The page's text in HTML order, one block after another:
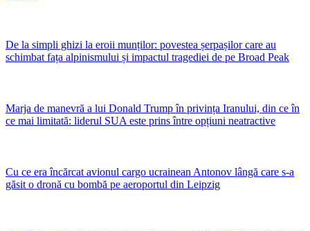
De la simpli ghizi la eroii munților: povestea șerpașilor care au
schimbat fața alpinismului și impactul tragediei de pe Broad Peak
Marja de manevră a lui Donald Trump în privința Iranului, din ce în
ce mai limitată: liderul SUA este prins între opțiuni neatractive
Cu ce era încărcat avionul cargo ucrainean Antonov lângă care s-a
găsit o dronă cu bombă pe aeroportul din Leipzig